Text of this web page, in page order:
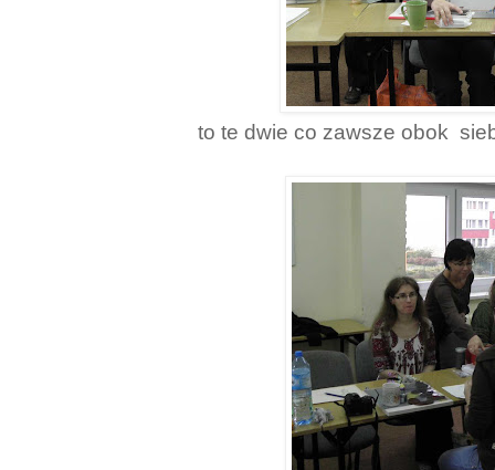
to te dwie co zawsze obok